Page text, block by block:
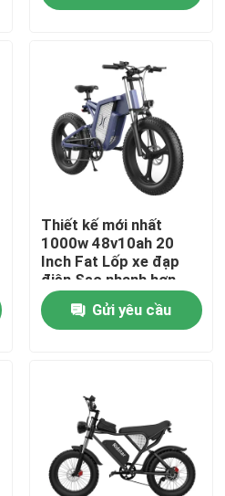
Thiết kế mới nhất
1000w 48v10ah 20
Inch Fat Lốp xe đạp
điện Sạc nhanh hơn
Gửi yêu cầu